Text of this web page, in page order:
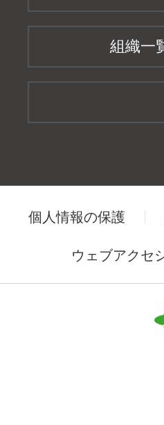
組織一
個人情報の保護
ウェブアクセ